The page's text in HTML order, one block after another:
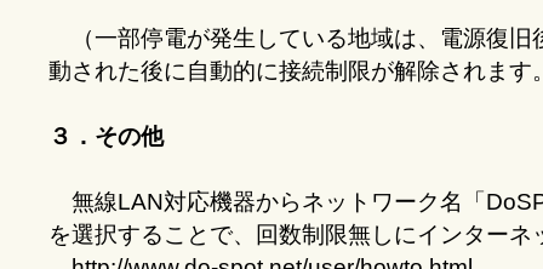
（一部停電が発生している地域は、電源復旧
動された後に自動的に接続制限が解除されます
３．その他
無線LAN対応機器からネットワーク名「
を選択することで、回数制限無しにインター